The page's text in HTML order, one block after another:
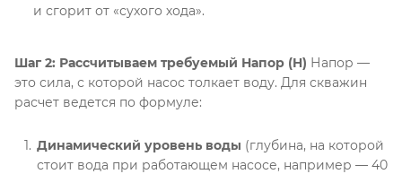
и сгорит от «сухого хода».
Шаг 2: Рассчитываем требуемый Напор (H) Напор —
это сила, с которой насос толкает воду. Для скважин
расчет ведется по формуле:
Динамический уровень воды (глубина, на которой
стоит вода при работающем насосе, например — 40